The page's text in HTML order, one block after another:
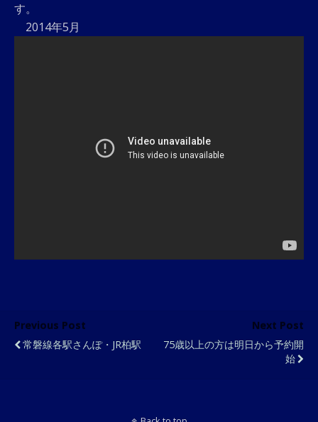
す。
2014年5月
Previous Post
常磐線各駅さんぽ・JR柏駅
Next Post
75歳以上の方は明日から予約開
始